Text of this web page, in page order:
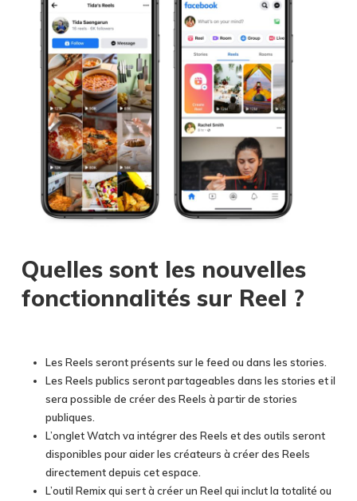
Quelles sont les nouvelles
fonctionnalités sur Reel ?
Les Reels seront présents sur le feed ou dans les stories.
Les Reels publics seront partageables dans les stories et il
sera possible de créer des Reels à partir de stories
publiques.
L’onglet Watch va intégrer des Reels et des outils seront
disponibles pour aider les créateurs à créer des Reels
directement depuis cet espace.
L’outil Remix qui sert à créer un Reel qui inclut la totalité ou